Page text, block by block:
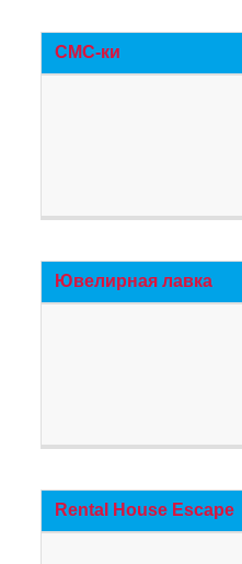
СМС-ки
Ювелирная лавка
Rental House Escape